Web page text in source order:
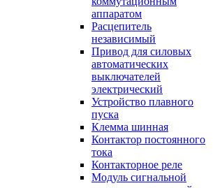
аппаратом
Расцепитель
независимый
Привод для силовых
автоматических
выключателей
электрический
Устройство плавного
пуска
Клемма шинная
Контактор постоянного
тока
Контакторное реле
Модуль сигнальной